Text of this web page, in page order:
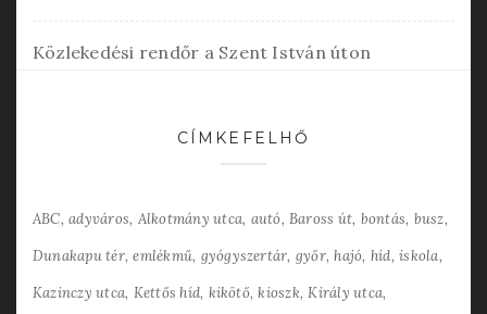
Közlekedési rendőr a Szent István úton
CÍMKEFELHŐ
ABC adyváros Alkotmány utca autó Baross út bontás busz
Dunakapu tér emlékmű gyógyszertár győr hajó híd iskola
Kazinczy utca Kettős híd kikötő kioszk Király utca